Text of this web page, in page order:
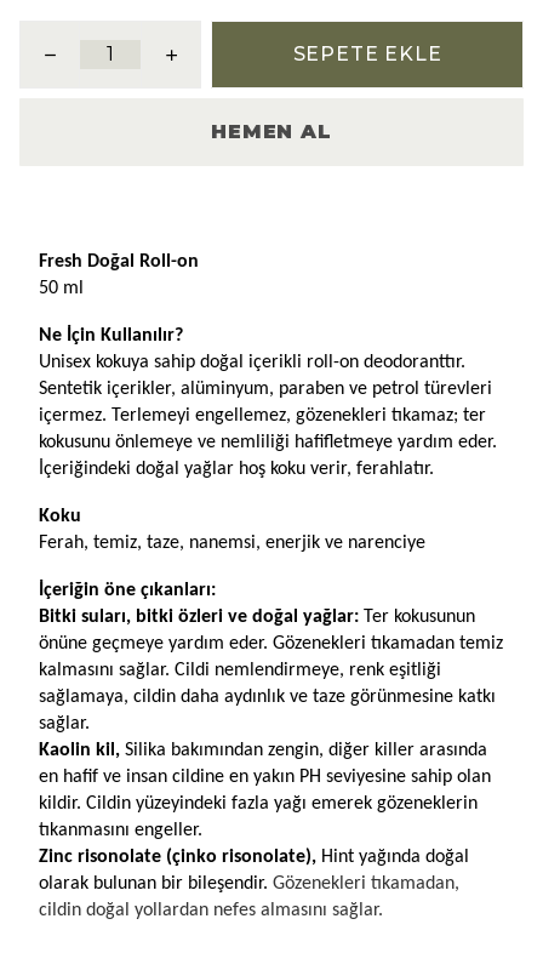
SEPETE EKLE
HEMEN AL
Fresh Doğal Roll-on
50 ml
Ne İçin Kullanılır?
Unisex kokuya sahip doğal içerikli roll-on deodoranttır.
Sentetik içerikler, alüminyum, paraben ve petrol türevleri
içermez. Terlemeyi engellemez, gözenekleri tıkamaz; ter
kokusunu önlemeye ve nemliliği hafifletmeye yardım eder.
İçeriğindeki doğal yağlar hoş koku verir, ferahlatır.
Koku
Ferah, temiz, taze, nanemsi, enerjik ve narenciye
İçeriğin öne çıkanları:
Bitki suları, bitki özleri ve doğal yağlar: Ter kokusunun
önüne geçmeye yardım eder. Gözenekleri tıkamadan temiz
kalmasını sağlar. Cildi nemlendirmeye, renk eşitliği
sağlamaya, cildin daha aydınlık ve taze görünmesine katkı
sağlar.
Kaolin kil, Silika bakımından zengin, diğer killer arasında
en hafif ve insan cildine en yakın PH seviyesine sahip olan
kildir. Cildin yüzeyindeki fazla yağı emerek gözeneklerin
tıkanmasını engeller.
Zinc risonolate (çinko risonolate), Hint yağında doğal
olarak bulunan bir bileşendir. Gözenekleri tıkamadan,
cildin doğal yollardan nefes almasını sağlar.